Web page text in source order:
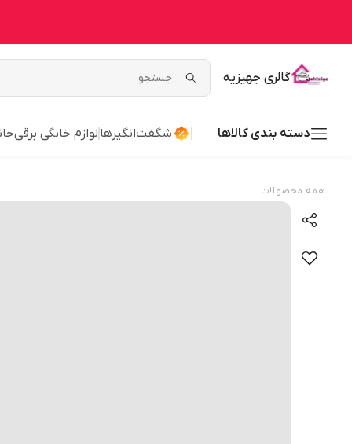
گالری جهیزیه
دسته بندی کالاها شگفت‌انگیزها لوازم خانگی برقی
همه محصولات